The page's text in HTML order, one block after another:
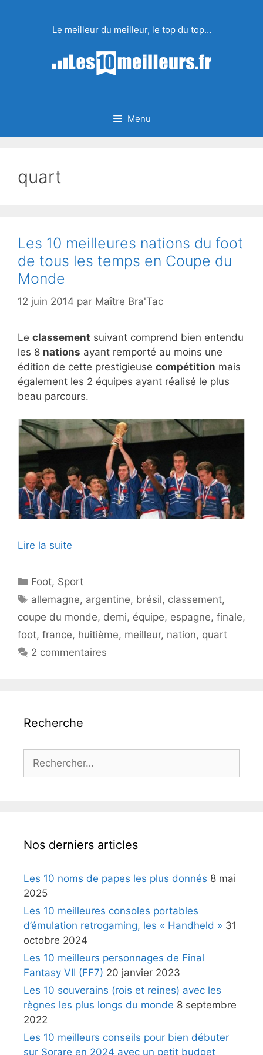
Le meilleur du meilleur, le top du top…
Menu
quart
Les 10 meilleures nations du foot
de tous les temps en Coupe du
Monde
12 juin 2014 par Maître Bra'Tac
Le classement suivant comprend bien entendu
les 8 nations ayant remporté au moins une
édition de cette prestigieuse compétition mais
également les 2 équipes ayant réalisé le plus
beau parcours.
Lire la suite
Catégories
Foot, Sport
Étiquettes
allemagne, argentine, brésil, classement,
coupe du monde, demi, équipe, espagne, finale,
foot, france, huitième, meilleur, nation, quart
2 commentaires
Recherche
Rechercher :
Nos derniers articles
Les 10 noms de papes les plus donnés 8 mai
2025
Les 10 meilleures consoles portables
d’émulation retrogaming, les « Handheld » 31
octobre 2024
Les 10 meilleurs personnages de Final
Fantasy VII (FF7) 20 janvier 2023
Les 10 souverains (rois et reines) avec les
règnes les plus longs du monde 8 septembre
2022
Les 10 meilleurs conseils pour bien débuter
sur Sorare en 2024 avec un petit budget